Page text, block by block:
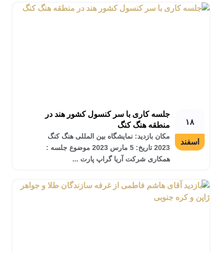
۱۸
اسفند
جلسه کاری با سر کنسول کشور هند در
منطقه هنگ کنگ
مکان بازدید: نمایشگاه بین المللی هنگ کنگ
2023 تاریخ: 5 مارس 2023 موضوع جلسه :
همکاری شرکت آریا گراپ پارت ...